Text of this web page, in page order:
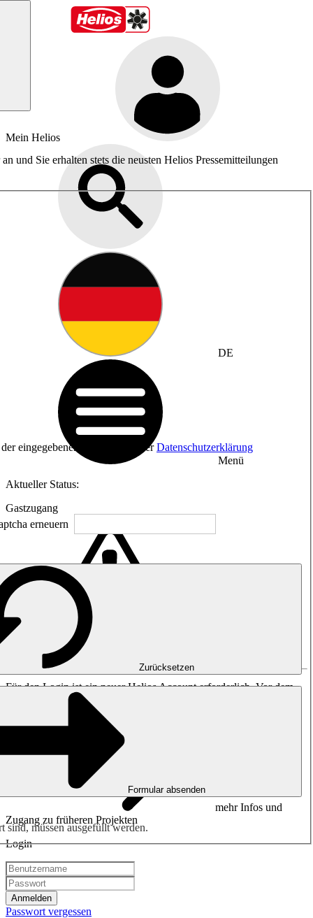
Mein Helios
DE
Menü
Aktueller Status:
Gastzugang
Bitte anmelden oder
Für den Login ist ein neuer Helios Account erforderlich. Vor dem
23. Oktober 2023 erstellte Zugänge sind nicht mehr gültig.
mehr Infos und
Zugang zu früheren Projekten
Login
Anmelden
Passwort vergessen
und Sie erhalten stets die neusten Helios Pressemitteilungen
eingegebenen Daten sowie derDatenschutzerklärung
Zurücksetzen
Formular absenden
sind, müssen ausgefüllt werden.